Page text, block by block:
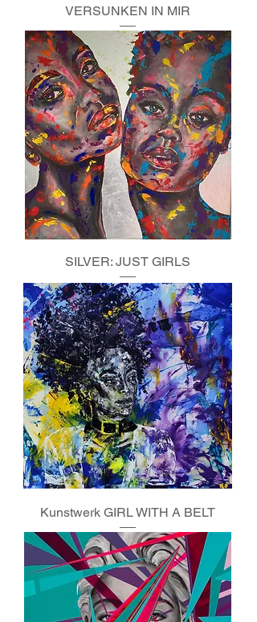
VERSUNKEN IN MIR
SILVER: JUST GIRLS
Kunstwerk GIRL WITH A BELT